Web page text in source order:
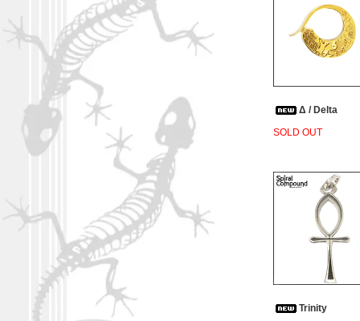
Δ / Delta
SOLD OUT
Trinity